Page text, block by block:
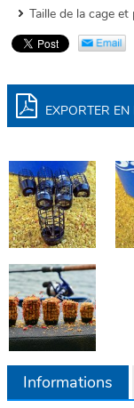
Taille de la cage
EXPORTER EN
Informations